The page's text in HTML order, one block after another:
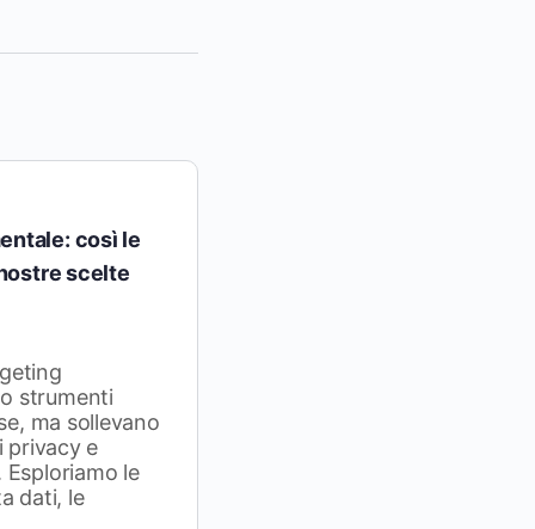
così le
scelte
strumenti
ma sollevano
privacy e
le
dati, le